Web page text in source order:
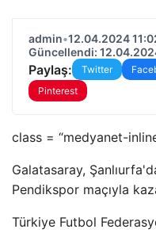
admin•12.04.2024
Güncellendi:
Paylaş: Twitter
Pinterest
class = “medyanet-
Galatasaray,
Pendikspor maçıyla
Türkiye Futbol